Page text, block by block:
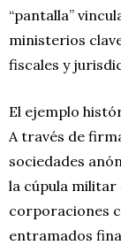
“pantalla”
ministerios
fiscales y
El ejemplo
A través de
sociedades
la cúpula militar
corporaciones
entramados